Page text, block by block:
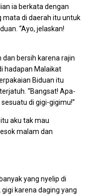
ia berkata dengan
mata di daerah itu untuk
“Ayo, jelaskan!
bersih karena rajin
hadapan Malaikat
Biduan itu
“Bangsat! Apa-
di gigi-gigimu!”
aku tak mau
malam dan
yang nyelip di
karena daging yang